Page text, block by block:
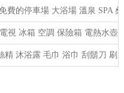
費的停車場 大浴場 溫泉 SPA
視 冰箱 空調 保險箱 電熱水壺
精 沐浴露 毛巾 浴巾 刮鬍刀 刷